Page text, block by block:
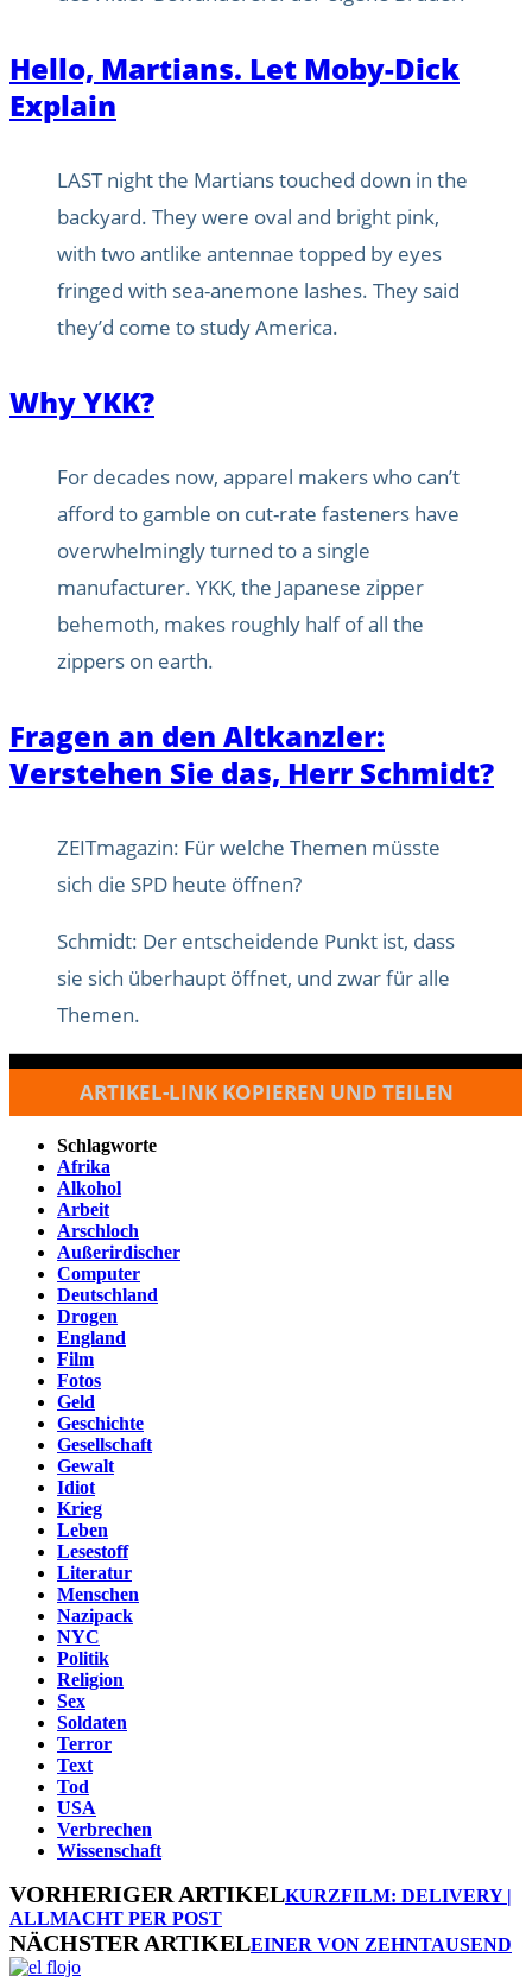
Hello, Martians. Let Moby-Dick
Explain
LAST night the Martians touched down in the
backyard. They were oval and bright pink,
with two antlike antennae topped by eyes
fringed with sea-anemone lashes. They said
they’d come to study America.
Why YKK?
For decades now, apparel makers who can’t
afford to gamble on cut-rate fasteners have
overwhelmingly turned to a single
manufacturer. YKK, the Japanese zipper
behemoth, makes roughly half of all the
zippers on earth.
Fragen an den Altkanzler:
Verstehen Sie das, Herr Schmidt?
ZEITmagazin: Für welche Themen müsste
sich die SPD heute öffnen?
Schmidt: Der entscheidende Punkt ist, dass
sie sich überhaupt öffnet, und zwar für alle
Themen.
ARTIKEL-LINK KOPIEREN UND TEILEN
Schlagworte
Afrika
Alkohol
Arbeit
Arschloch
Außerirdischer
Computer
Deutschland
Drogen
England
Film
Fotos
Geld
Geschichte
Gesellschaft
Gewalt
Idiot
Krieg
Leben
Lesestoff
Literatur
Menschen
Nazipack
NYC
Politik
Religion
Sex
Soldaten
Terror
Text
Tod
USA
Verbrechen
Wissenschaft
VORHERIGER ARTIKELKURZFILM: DELIVERY |
ALLMACHT PER POST
NÄCHSTER ARTIKELEINER VON ZEHNTAUSEND